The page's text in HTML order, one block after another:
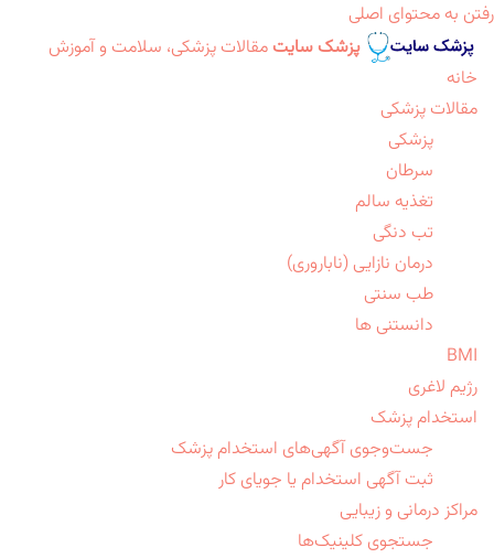
رفتن به محتوای اصلی
پزشک سایت مقالات پزشکی، سلامت و آموزش
خانه
مقالات پزشکی
پزشکی
سرطان
تغذیه سالم
تب دنگی
درمان نازایی (ناباروری)
طب سنتی
دانستنی ها
BMI
رژیم لاغری
استخدام پزشک
جست‌وجوی آگهی‌های استخدام پزشک
ثبت آگهی استخدام یا جویای کار
مراکز درمانی و زیبایی
جستجوی کلینیک‌ها